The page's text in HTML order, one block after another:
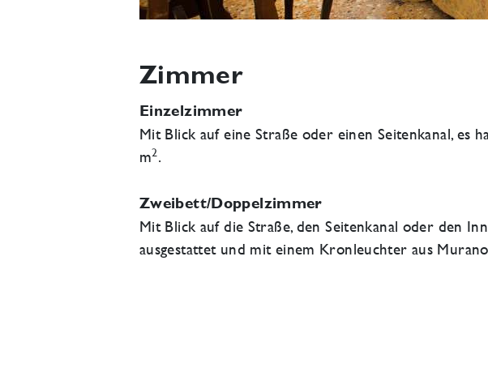
Zimmer
Einzelzimmer
Mit Blick auf eine Straße oder einen Seitenkanal, es
m2.
Zweibett/Doppelzimmer
Mit Blick auf die Straße, den Seitenkanal oder den
ausgestattet und mit einem Kronleuchter aus